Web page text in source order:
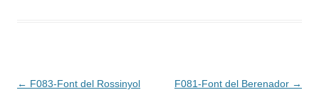
Navegación
← F083-Font del Rossinyol F081-Font del Berenador →